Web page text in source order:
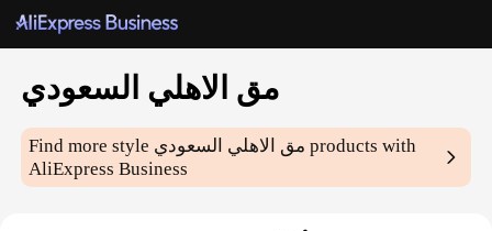
مق الاهلي السعودي
Find more style مق الاهلي السعودي products with
AliExpress Business